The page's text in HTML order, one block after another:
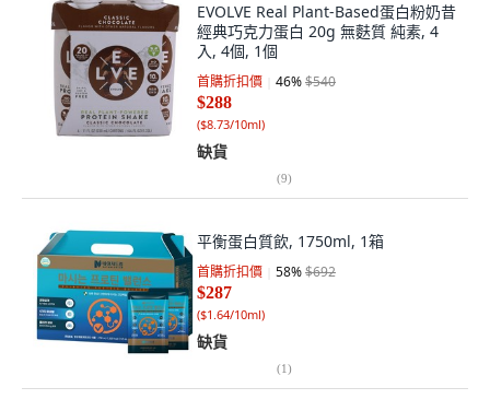
EVOLVE Real Plant-Based蛋白粉奶昔
經典巧克力蛋白 20g 無麩質 純素, 4
入, 4個, 1個
首購折扣價 46%$540
$288
($8.73/10ml)
缺貨
(9)
平衡蛋白質飲, 1750ml, 1箱
首購折扣價 58%$692
$287
($1.64/10ml)
缺貨
(1)